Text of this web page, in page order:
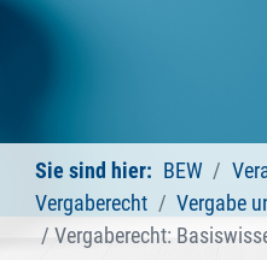
Sie sind hier: BEW
Vergaberecht
Vergabe
Vergaberecht: